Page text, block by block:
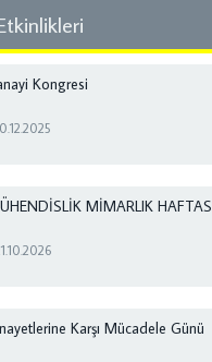
Kongresi
MİMARLIK
Karşı Mücadele Günü